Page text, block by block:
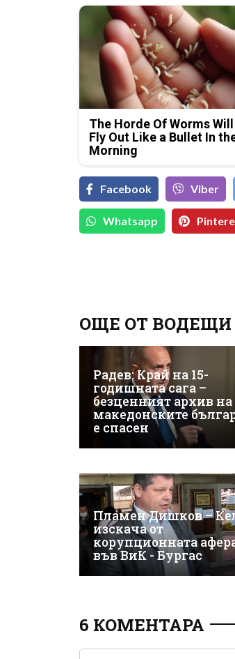
The Horde Of Worms Will
Fly Out Like a Bullet In
Morning
Facebook Viber
Whatsapp
ОЩЕ ОТ
Радев: Край на 15-
годишната сага –
безценният архив на
македонските
е спасен
Пламен Дишков –
изскача от
корупционната
във ВиК - Бургас
6 КОМЕНТАРА